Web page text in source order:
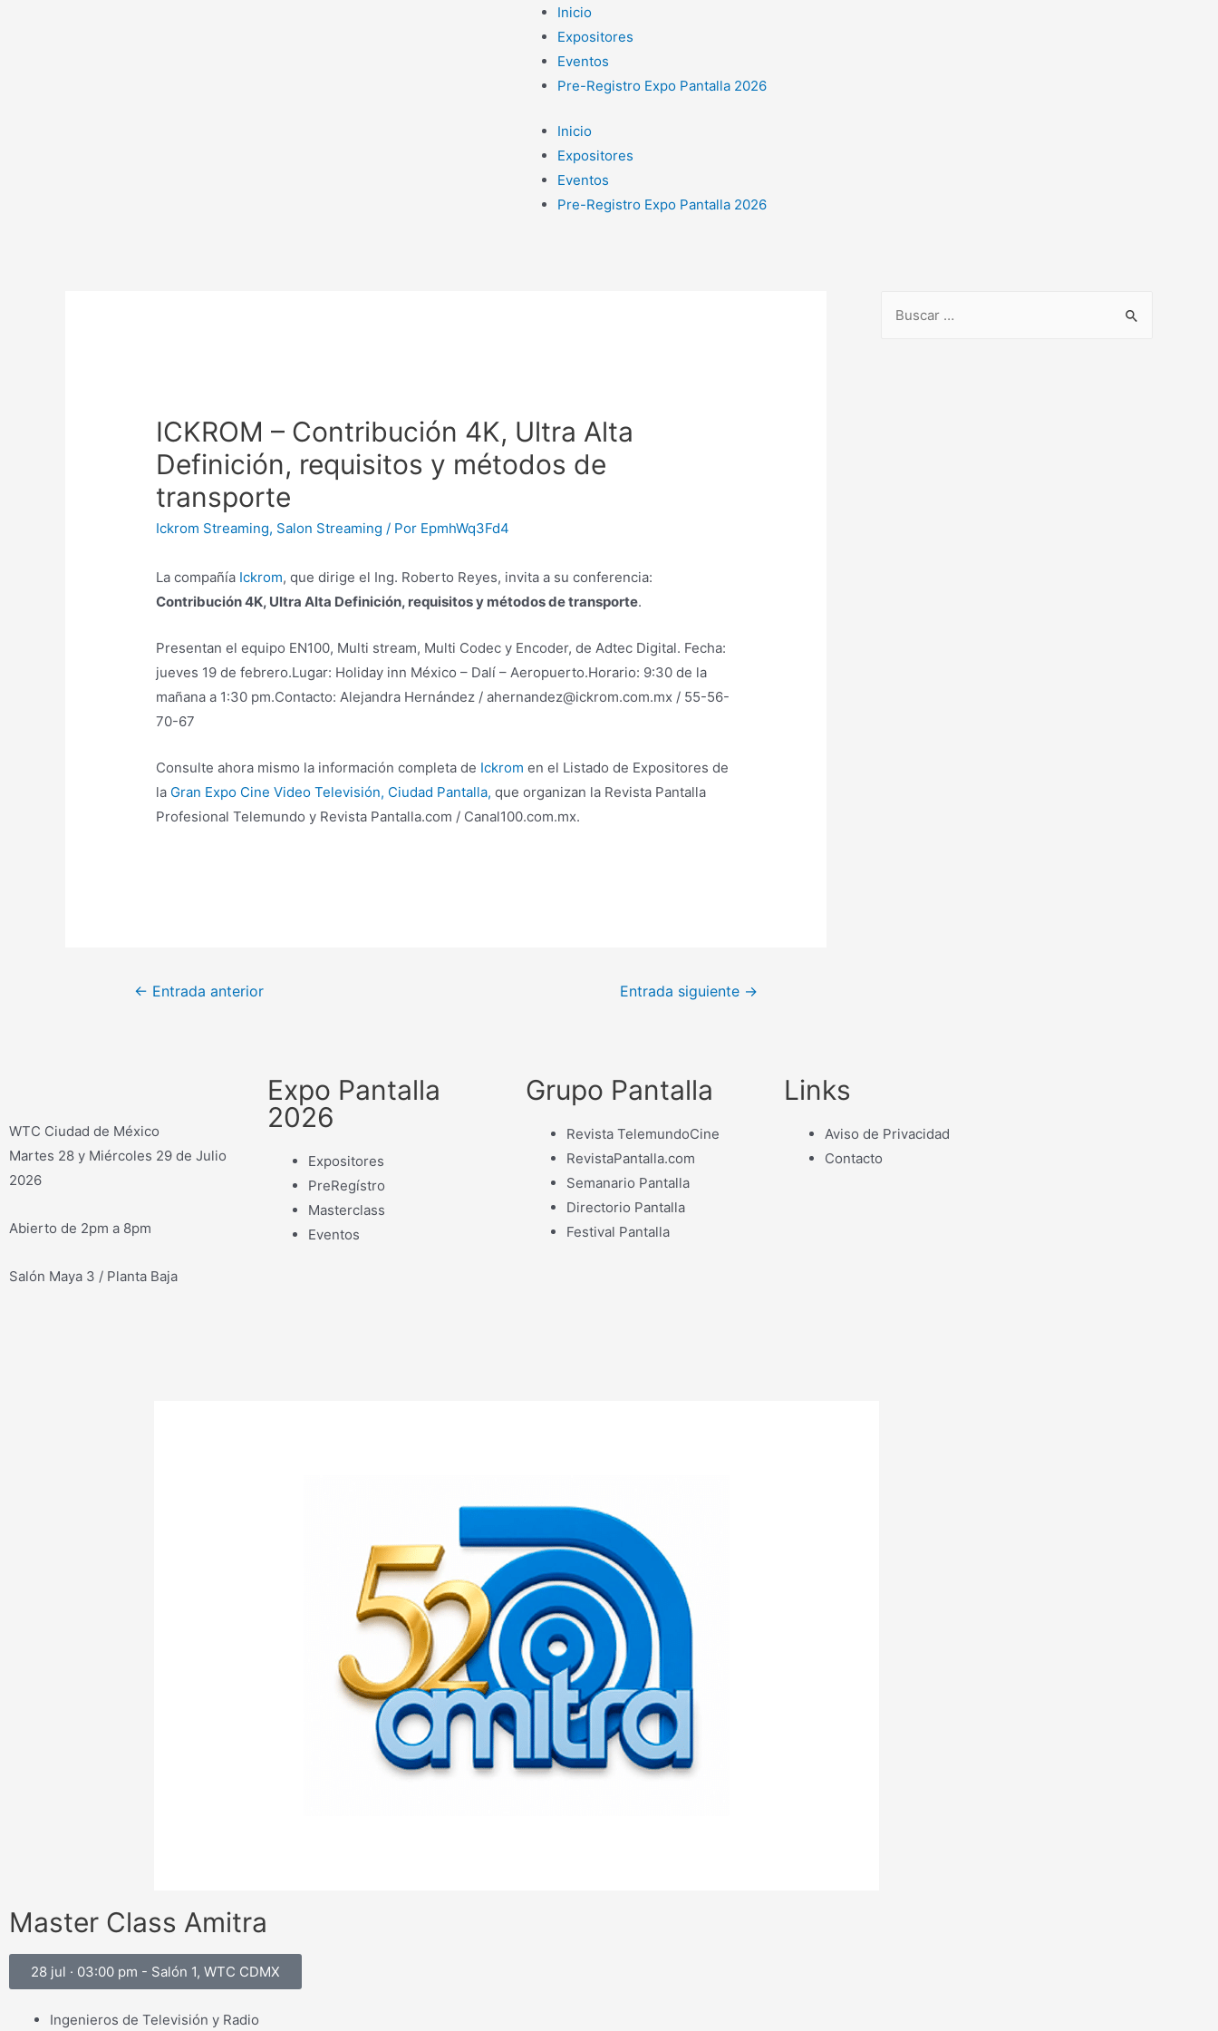
Inicio
Expositores
Eventos
Pre-Registro Expo Pantalla 2026
Inicio
Expositores
Eventos
Pre-Registro Expo Pantalla 2026
ICKROM – Contribución 4K, Ultra Alta
Definición, requisitos y métodos de
transporte
Ickrom Streaming, Salon Streaming / Por EpmhWq3Fd4
La compañía Ickrom, que dirige el Ing. Roberto Reyes, invita a su conferencia:
Contribución 4K, Ultra Alta Definición, requisitos y métodos de transporte.
Presentan el equipo EN100, Multi stream, Multi Codec y Encoder, de Adtec Digital. Fecha:
jueves 19 de febrero.Lugar: Holiday inn México – Dalí – Aeropuerto.Horario: 9:30 de la
mañana a 1:30 pm.Contacto: Alejandra Hernández / ahernandez@ickrom.com.mx / 55-56-
70-67
Consulte ahora mismo la información completa de Ickrom en el Listado de Expositores de
la Gran Expo Cine Video Televisión, Ciudad Pantalla, que organizan la Revista Pantalla
Profesional Telemundo y Revista Pantalla.com / Canal100.com.mx.
← Entrada anterior Entrada siguiente →
WTC Ciudad de México
Martes 28 y Miércoles 29 de Julio
2026
Abierto de 2pm a 8pm
Salón Maya 3 / Planta Baja
Expo Pantalla
2026
Expositores
PreRegístro
Masterclass
Eventos
Grupo Pantalla
Revista TelemundoCine
RevistaPantalla.com
Semanario Pantalla
Directorio Pantalla
Festival Pantalla
Links
Aviso de Privacidad
Contacto
Master Class Amitra
28 jul · 03:00 pm - Salón 1, WTC CDMX
Ingenieros de Televisión y Radio